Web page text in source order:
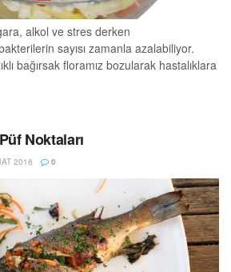
alkol ve stres derken
sayısı zamanla azalabiliyor.
bağırsak floramız bozularak hastalıklara
Maslak Hastanesi Beslenme ve Diyet
sindiriminin son bulduğu nokta
Ancak bağırsak florasının
bulunan bariyerimiz bozulur ve
geri emilmeye başlar....
Noktaları
2018 0